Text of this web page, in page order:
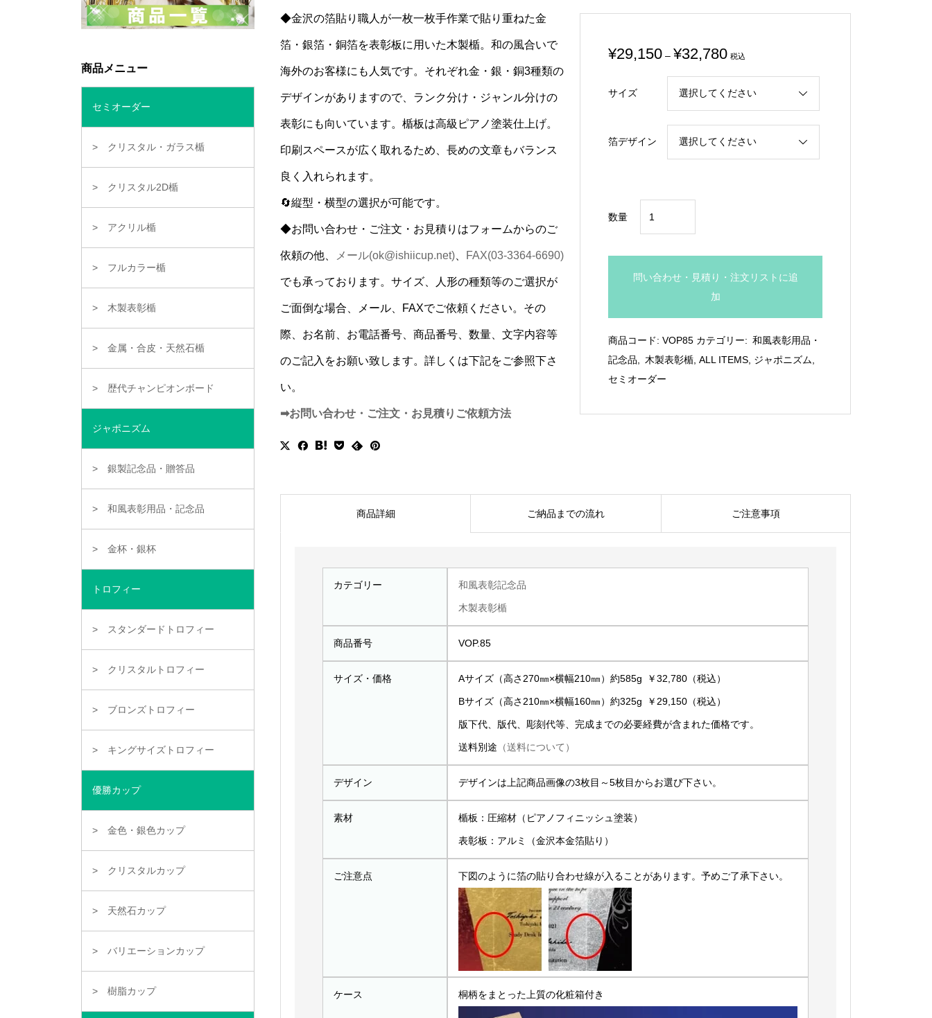
◆金沢の箔貼り職人が一枚一枚手作業で貼り重ねた金
箔・銀箔・銅箔を表彰板に用いた木製楯。和の風合いで
海外のお客様にも人気です。それぞれ金・銀・銅3種類の
デザインがありますので、ランク分け・ジャンル分けの
表彰にも向いています。楯板は高級ピアノ塗装仕上げ。
印刷スペースが広く取れるため、長めの文章もバランス
良く入れられます。
🔄縦型・横型の選択が可能です。
◆お問い合わせ・ご注文・お見積りはフォームからのご
依頼の他、 メール(ok@ishiicup.net) FAX(03-3364-6690)
でも承っております。サイズ、人形の種類等のご選択が
ご面倒な場合、メール、FAXでご依頼ください。その
際、お名前、お電話番号、商品番号、数量、文字内容等
のご記入をお願い致します。詳しくは下記をご参照下さ
い。
➡お問い合わせ・ご注文・お見積りご依頼方法
¥29,150 – ¥32,780
帯:
–
¥32,780
税込
サイズ
箔デザイン
数量
ノ
塗
装
問い合わせ・見積り・注文リストに追
加
商品コード:VOP85 カテゴリー: 和風表彰用品・
記念品, 木製表彰楯,ALL ITEMS, ジャポニズム,
セミオーダー
商品詳細 ご納品までの流れ ご注意事項
カテゴリー 和風表彰記念品
木製表彰楯
商品番号 VOP.85
サイズ・価格 Aサイズ（高さ270㎜×横幅210㎜）約585g ￥32,780（税込）
Bサイズ（高さ210㎜×横幅160㎜）約325g ￥29,150（税込）
版下代、版代、彫刻代等、完成までの必要経費が含まれた価格です。
送料別途 （送料について）
デザイン デザインは上記商品画像の3枚目～5枚目からお選び下さい。
素材 楯板：圧縮材（ピアノフィニッシュ塗装）
表彰板：アルミ（金沢本金箔貼り）
ご注意点 下図のように箔の貼り合わせ線が入ることがあります。予めご了承下さい。
ケース 桐柄をまとった上質の化粧箱付き
商品メニュー
セミオーダー
クリスタル・ガラス楯
クリスタル2D楯
アクリル楯
フルカラー楯
木製表彰楯
金属・合皮・天然石楯
歴代チャンピオンボード
ジャポニズム
銀製記念品・贈答品
和風表彰用品・記念品
金杯・銀杯
トロフィー
スタンダードトロフィー
クリスタルトロフィー
ブロンズトロフィー
キングサイズトロフィー
優勝カップ
金色・銀色カップ
クリスタルカップ
天然石カップ
バリエーションカップ
樹脂カップ